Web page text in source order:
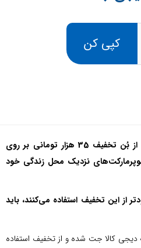
کپی کن
اگر برای اولین بار قصد سفارش از سامانه دیجی کالا جت را دارید، کافیست از بُن تخفیف 35 هزار تومانی بر روی
و تخفیف از سوپرمارکت‌های نزدیک محل زندگی خود
این تخفیف استفاده می‌کنند، باید
کالا جت شده و از تخفیف استفاده